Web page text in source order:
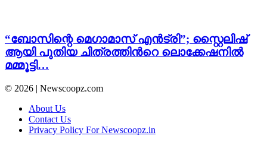
“ബോസിന്റെ മെഗാമാസ് എൻട്രി”; സ്റ്റൈലിഷ്
ആയി പുതിയ ചിത്രത്തിന്‍റെ ലൊക്കേഷനിൽ
മമ്മൂട്ടി…
© 2026 | Newscoopz.com
About Us
Contact Us
Privacy Policy For Newscoopz.in